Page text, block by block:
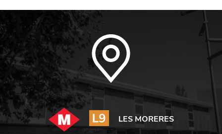
LES MORERES